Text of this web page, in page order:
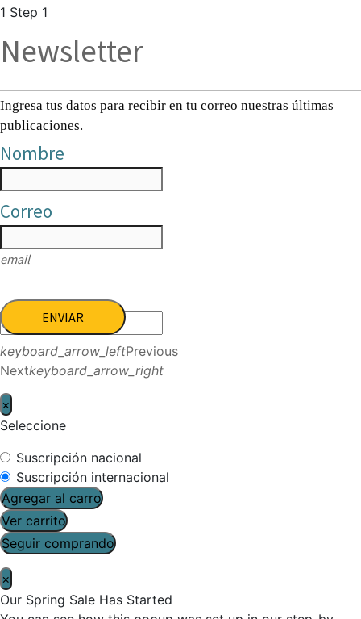
1 Step 1
Newsletter
Ingresa tus datos para recibir en tu correo nuestras últimas
publicaciones.
Nombre
Correo
email
ENVIAR
keyboard_arrow_leftPrevious
Nextkeyboard_arrow_right
×
Seleccione
Suscripción nacional
Suscripción internacional
Agregar al carro
Ver carrito
Seguir comprando
×
Our Spring Sale Has Started